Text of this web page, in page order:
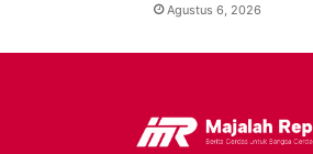
Agustus 6, 2026